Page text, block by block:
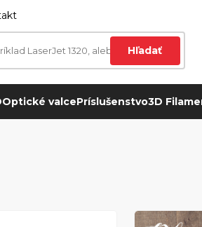
Hľadať
Optické valcePríslušenstvo3D